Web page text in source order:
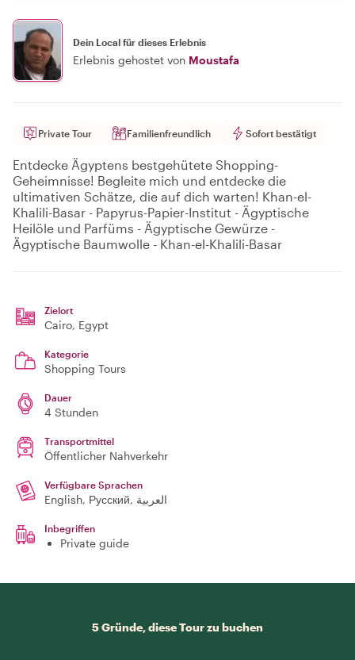
Dein Local für dieses Erlebnis
Erlebnis gehostet von Moustafa
Private Tour Familienfreundlich Sofort bestätigt
Entdecke Ägyptens bestgehütete Shopping-
Geheimnisse! Begleite mich und entdecke die
ultimativen Schätze, die auf dich warten! Khan-el-
Khalili-Basar - Papyrus-Papier-Institut - Ägyptische
Heilöle und Parfüms - Ägyptische Gewürze -
Ägyptische Baumwolle - Khan-el-Khalili-Basar
Zielort
Cairo, Egypt
Kategorie
Shopping Tours
Dauer
4 Stunden
Transportmittel
Öffentlicher Nahverkehr
Verfügbare Sprachen
English, Русский, العربية
Inbegriffen
Private guide
5 Gründe, diese Tour zu buchen